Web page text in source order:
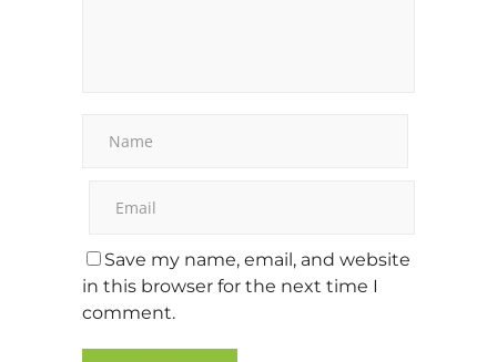
Save my name, email, and website
in this browser for the next time I
comment.